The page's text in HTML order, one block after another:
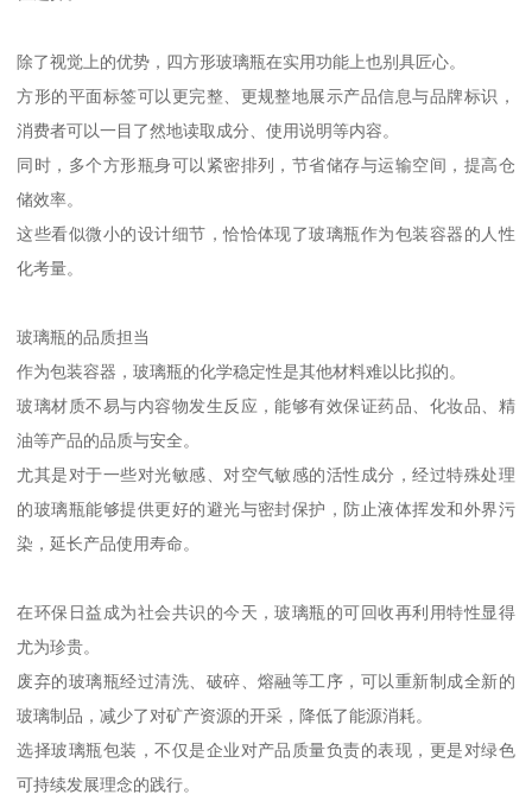
除了视觉上的优势，四方形玻璃瓶在实用功能上也别具匠心。
方形的平面标签可以更完整、更规整地展示产品信息与品牌标识，
消费者可以一目了然地读取成分、使用说明等内容。
同时，多个方形瓶身可以紧密排列，节省储存与运输空间，提高仓
储效率。
这些看似微小的设计细节，恰恰体现了玻璃瓶作为包装容器的人性
化考量。
玻璃瓶的品质担当
作为包装容器，玻璃瓶的化学稳定性是其他材料难以比拟的。
玻璃材质不易与内容物发生反应，能够有效保证药品、化妆品、精
油等产品的品质与安全。
尤其是对于一些对光敏感、对空气敏感的活性成分，经过特殊处理
的玻璃瓶能够提供更好的避光与密封保护，防止液体挥发和外界污
染，延长产品使用寿命。
在环保日益成为社会共识的今天，玻璃瓶的可回收再利用特性显得
尤为珍贵。
废弃的玻璃瓶经过清洗、破碎、熔融等工序，可以重新制成全新的
玻璃制品，减少了对矿产资源的开采，降低了能源消耗。
选择玻璃瓶包装，不仅是企业对产品质量负责的表现，更是对绿色
可持续发展理念的践行。